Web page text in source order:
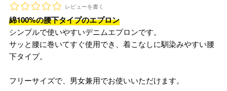
レビューを書く
綿100%の腰下タイプのエプロン
シンプルで使いやすいデニムエプロンです。
サッと腰に巻いてすぐ使用でき、着こなしに馴染みやすい腰
下タイプ。
フリーサイズで、男女兼用でお使いいただけます。